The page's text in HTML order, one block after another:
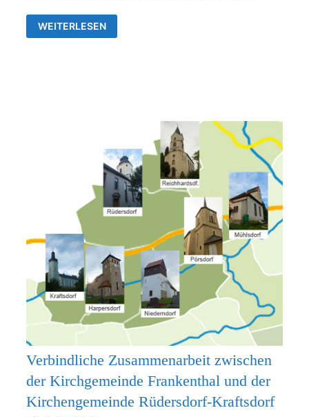
NEUE
BANKVERBINDUNG
WEITERLESEN
Verbindliche Zusammenarbeit zwischen
der Kirchgemeinde Frankenthal und der
Kirchengemeinde Rüdersdorf-Kraftsdorf